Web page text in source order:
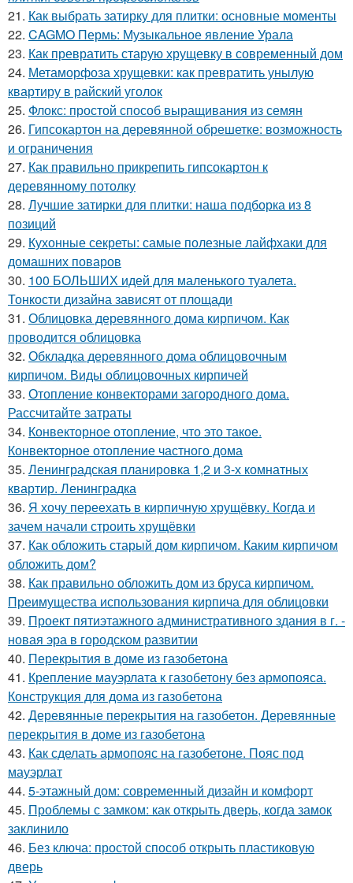
21. Как выбрать затирку для плитки: основные моменты
22. CAGMO Пермь: Музыкальное явление Урала
23. Как превратить старую хрущевку в современный дом
24. Метаморфоза хрущевки: как превратить унылую
квартиру в райский уголок
25. Флокс: простой способ выращивания из семян
26. Гипсокартон на деревянной обрешетке: возможность
и ограничения
27. Как правильно прикрепить гипсокартон к
деревянному потолку
28. Лучшие затирки для плитки: наша подборка из 8
позиций
29. Кухонные секреты: самые полезные лайфхаки для
домашних поваров
30. 100 БОЛЬШИХ идей для маленького туалета.
Тонкости дизайна зависят от площади
31. Облицовка деревянного дома кирпичом. Как
проводится облицовка
32. Обкладка деревянного дома облицовочным
кирпичом. Виды облицовочных кирпичей
33. Отопление конвекторами загородного дома.
Рассчитайте затраты
34. Конвекторное отопление, что это такое.
Конвекторное отопление частного дома
35. Ленинградская планировка 1,2 и 3-х комнатных
квартир. Ленинградка
36. Я хочу переехать в кирпичную хрущёвку. Когда и
зачем начали строить хрущёвки
37. Как обложить старый дом кирпичом. Каким кирпичом
обложить дом?
38. Как правильно обложить дом из бруса кирпичом.
Преимущества использования кирпича для облицовки
39. Проект пятиэтажного административного здания в г. -
новая эра в городском развитии
40. Перекрытия в доме из газобетона
41. Крепление мауэрлата к газобетону без армопояса.
Конструкция для дома из газобетона
42. Деревянные перекрытия на газобетон. Деревянные
перекрытия в доме из газобетона
43. Как сделать армопояс на газобетоне. Пояс под
мауэрлат
44. 5-этажный дом: современный дизайн и комфорт
45. Проблемы с замком: как открыть дверь, когда замок
заклинило
46. Без ключа: простой способ открыть пластиковую
дверь